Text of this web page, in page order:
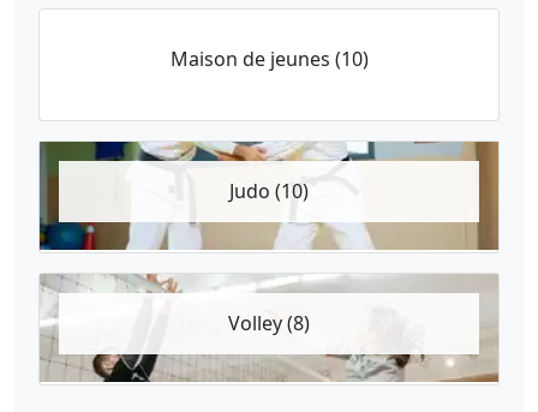
Maison de jeunes (10)
Judo (10)
Volley (8)